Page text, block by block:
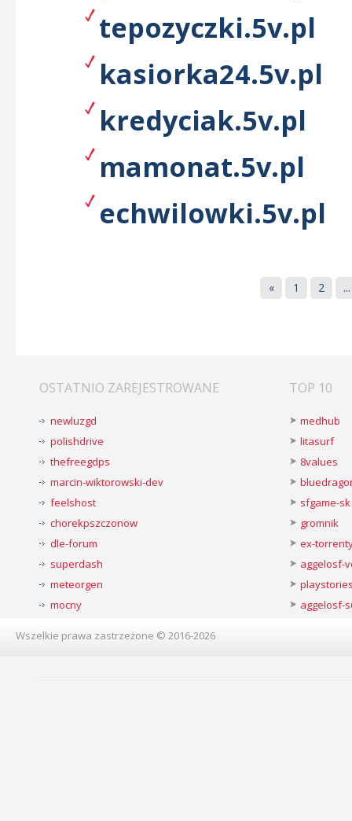
tepozyczki.5v.pl
kasiorka24.5v.pl
kredyciak.5v.pl
mamonat.5v.pl
echwilowki.5v.pl
« 1 2 ...
OSTATNIO ZAREJESTROWANE
newluzgd
polishdrive
thefreegdps
marcin-wiktorowski-dev
feelshost
chorekpszczonow
dle-forum
superdash
meteorgen
mocny
TOP 10
medhub
litasurf
8values
sfgame-sk
gromnik
ex-
aggelosf-
aggelosf-
Wszelkie prawa zastrzeżone © 2016-2026